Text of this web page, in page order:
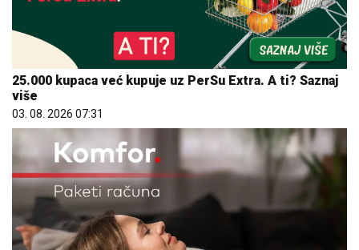
25.000 kupaca već kupuje uz PerSu Extra. A ti? Saznaj
više
03. 08. 2026 07:31